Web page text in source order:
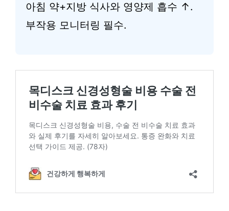
아침 약+지방 식사와 영양제 흡수 ↑.
부작용 모니터링 필수.